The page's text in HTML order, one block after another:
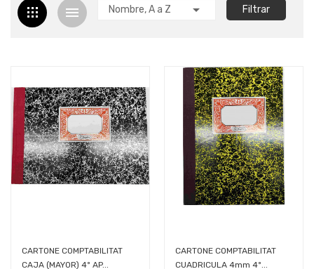
Nombre, A a Z  Filtrar
CARTONE COMPTABILITAT
CAJA (MAYOR) 4º AP...
CARTONE COMPTABILITAT
CUADRICULA 4mm 4º...